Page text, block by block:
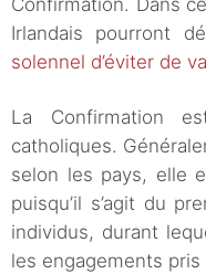
Confirmation. Dans
Irlandais pourront
solennel d’éviter de
La Confirmation
catholiques.
selon les pays, elle
puisqu’il s’agit du
individus, durant
les engagements